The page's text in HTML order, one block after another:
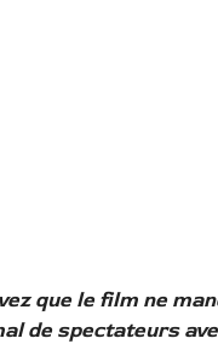
que le film ne
de spectateurs